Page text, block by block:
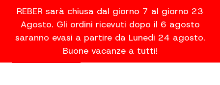
REBER sarà chiusa dal giorno 7 al giorno 23
Agosto. Gli ordini ricevuti dopo il 6 agosto
saranno evasi a partire da Lunedi 24 agosto.
Buone vacanze a tutti!